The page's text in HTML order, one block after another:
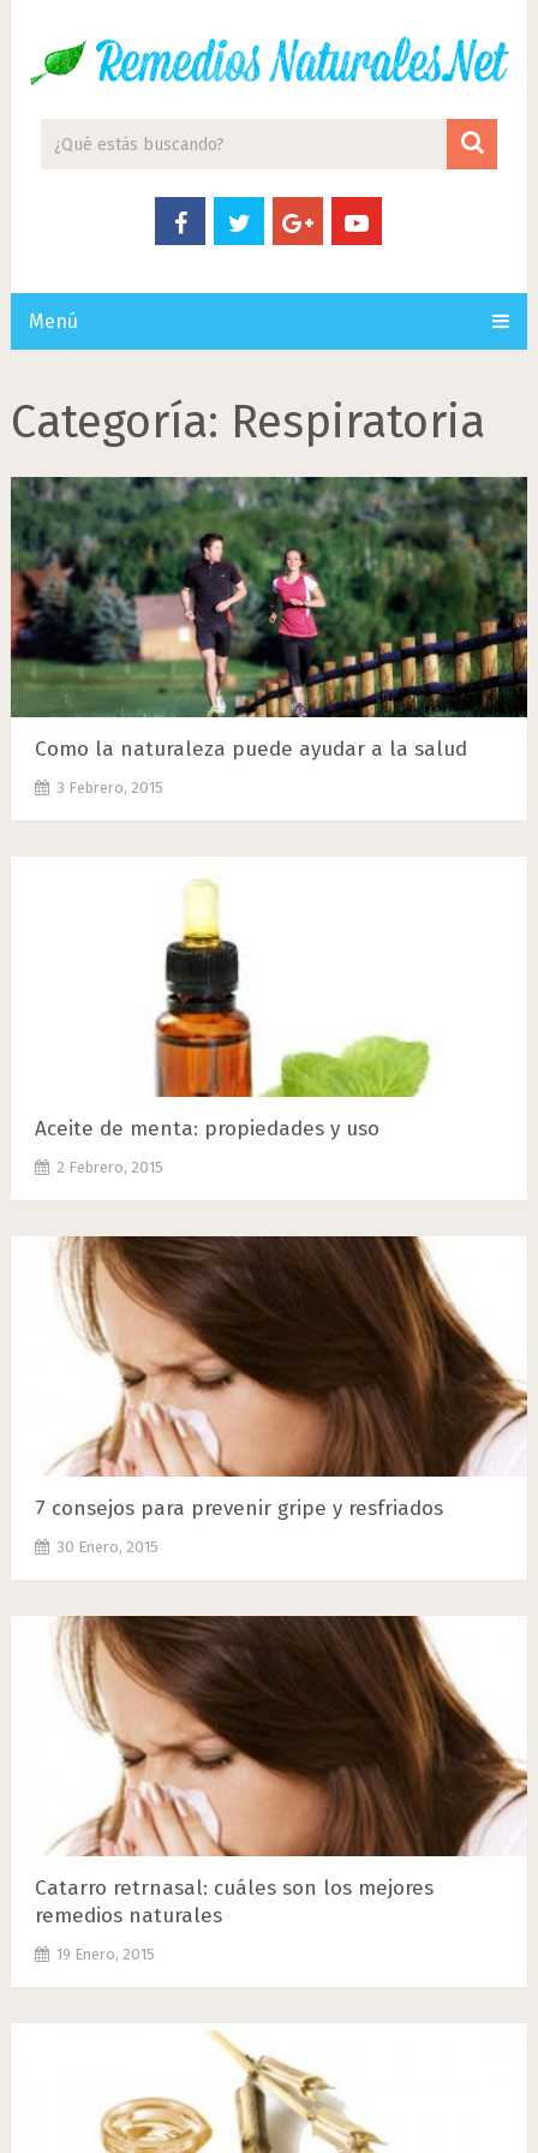
Menú
Categoría: Respiratoria
Como la naturaleza puede ayudar a la salud
3 Febrero, 2015
Aceite de menta: propiedades y uso
2 Febrero, 2015
7 consejos para prevenir gripe y resfriados
30 Enero, 2015
Catarro retrnasal: cuáles son los mejores
remedios naturales
19 Enero, 2015